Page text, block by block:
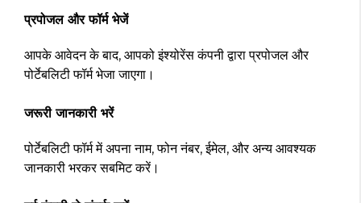
प्रपोजल और फॉर्म भेजें
आपके आवेदन के बाद, आपको इंश्योरेंस कंपनी द्वारा प्रपोजल और
पोर्टेबलिटी फॉर्म भेजा जाएगा।
जरूरी जानकारी भरें
पोर्टेबलिटी फॉर्म में अपना नाम, फोन नंबर, ईमेल, और अन्य आवश्यक
जानकारी भरकर सबमिट करें।